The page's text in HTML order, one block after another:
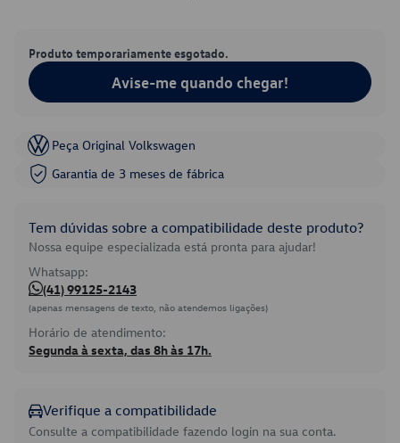
Produto temporariamente esgotado.
Avise-me quando chegar!
Peça Original Volkswagen
Garantia de 3 meses de fábrica
Tem dúvidas sobre a compatibilidade deste produto?
Nossa equipe especializada está pronta para ajudar!
Whatsapp:
(41) 99125-2143
(apenas mensagens de texto, não atendemos ligações)
Horário de atendimento:
Segunda à sexta, das 8h às 17h.
Verifique a compatibilidade
Consulte a compatibilidade fazendo login na sua conta.